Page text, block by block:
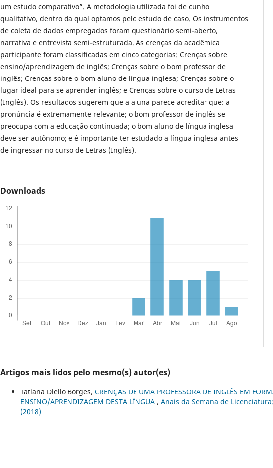
um estudo comparativo”. A metodologia utilizada foi de cunho
qualitativo, dentro da qual optamos pelo estudo de caso. Os instrumentos
de coleta de dados empregados foram questionário semi-aberto,
narrativa e entrevista semi-estruturada. As crenças da acadêmica
participante foram classificadas em cinco categorias: Crenças sobre
ensino/aprendizagem de inglês; Crenças sobre o bom professor de
inglês; Crenças sobre o bom aluno de língua inglesa; Crenças sobre o
lugar ideal para se aprender inglês; e Crenças sobre o curso de Letras
(Inglês). Os resultados sugerem que a aluna parece acreditar que: a
pronúncia é extremamente relevante; o bom professor de inglês se
preocupa com a educação continuada; o bom aluno de língua inglesa
deve ser autônomo; e é importante ter estudado a língua inglesa antes
de ingressar no curso de Letras (Inglês).
Downloads
Artigos mais lidos pelo mesmo(s) autor(es)
Tatiana Diello Borges, CRENÇAS DE UMA PROFESSORA DE INGLÊS EM
ENSINO/APRENDIZAGEM DESTA LÍNGUA , Anais da Semana de
(2018)